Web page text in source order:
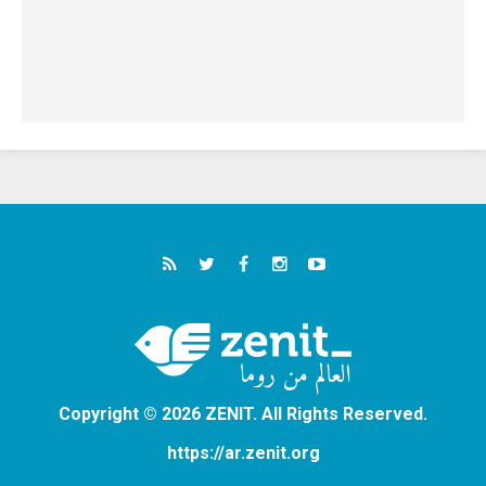
Copyright © 2026 ZENIT. All Rights Reserved.
https://ar.zenit.org